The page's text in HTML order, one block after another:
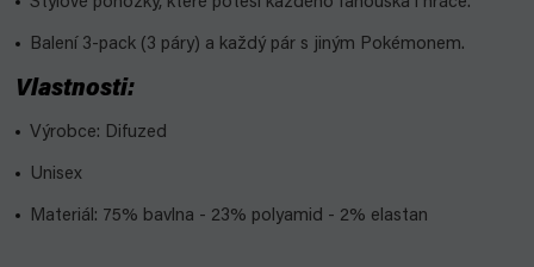
Balení 3-pack (3 páry) a každý pár s jiným Pokémonem.
Vlastnosti:
Výrobce: Difuzed
Unisex
Materiál: 75% bavlna - 23% polyamid - 2% elastan